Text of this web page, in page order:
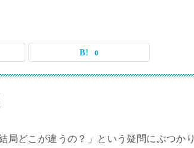
0
局どこが違うの？」という疑問にぶつかり